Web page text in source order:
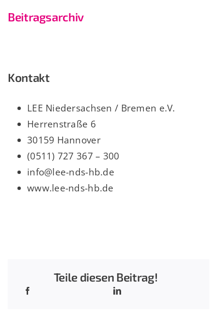
Beitragsarchiv
Kontakt
LEE Niedersachsen / Bremen e.V.
Herrenstraße 6
30159 Hannover
(0511) 727 367 – 300
info@lee-nds-hb.de
www.lee-nds-hb.de
Teile diesen Beitrag!